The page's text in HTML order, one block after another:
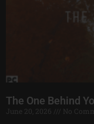
The One Behind
June 20, 2026 No